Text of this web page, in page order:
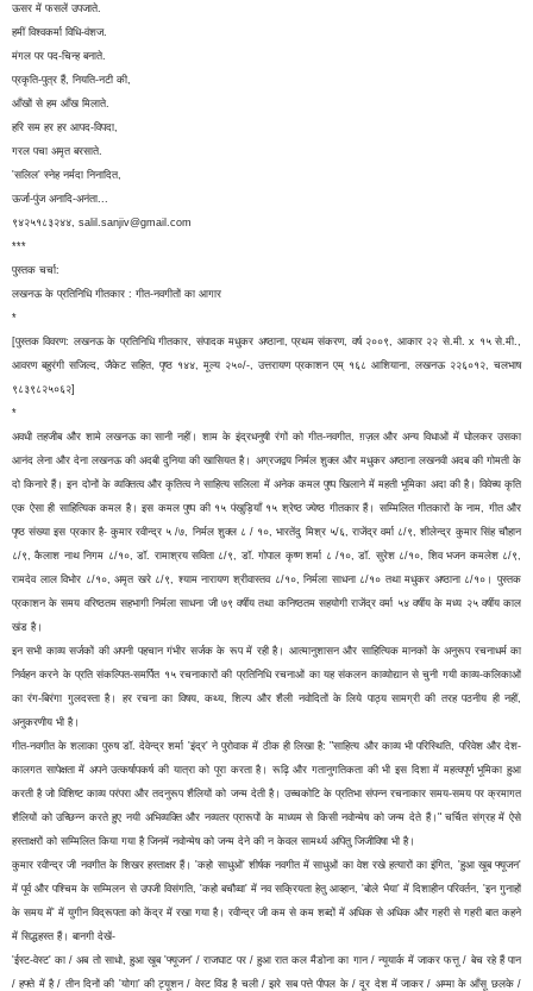
ऊसर में फसलें उपजाते.
हमीं विश्वकर्मा विधि-वंशज.
मंगल पर पद-चिन्ह बनाते.
प्रकृति-पुत्र हैं, नियति-नटी की,
आँखों से हम आँख मिलाते.
हरि सम हर हर आपद-विपदा,
गरल पचा अमृत बरसाते.
'सलिल' स्नेह नर्मदा निनादित,
ऊर्जा-पुंज अनादि-अनंता...
९४२५१८३२४४, salil.sanjiv@gmail.com
***
पुस्तक चर्चा:
लखनऊ के प्रतिनिधि गीतकार : गीत-नवगीतों का आगार
*
[पुस्तक विवरण: लखनऊ के प्रतिनिधि गीतकार, संपादक मधुकर अष्ठाना, प्रथम संकरण, वर्ष २००९, आकार २२ से.मी. x १५ से.मी.,
आवरण बहुरंगी सजिल्द, जैकेट सहित, पृष्ठ १४४, मूल्य २५०/-, उत्तरायण प्रकाशन एम् १६८ आशियाना, लखनऊ २२६०१२, चलभाष
९८३९८२५०६२]
*
अवधी तहजीब और शामे लखनऊ का सानी नहीं। शाम के इंद्रधनुषी रंगों को गीत-नवगीत, ग़ज़ल और अन्य विधाओं में घोलकर उसका
आनंद लेना और देना लखनऊ की अदबी दुनिया की खासियत है। अग्रजद्वय निर्मल शुक्ल और मधुकर अष्ठाना लखनवी अदब की गोमती के
दो किनारे हैं। इन दोनों के व्यक्तित्व और कृतित्व ने साहित्य सलिला में अनेक कमल पुष्प खिलाने में महती भूमिका अदा की है। विवेच्य कृति
एक ऐसा ही साहित्यिक कमल है। इस कमल पुष्प की १५ पंखुड़ियाँ १५ श्रेष्ठ ज्येष्ठ गीतकार हैं। सम्मिलित गीतकारों के नाम, गीत और
पृष्ठ संख्या इस प्रकार है- कुमार रवीन्द्र ५ /७, निर्मल शुक्ल ८ / १०, भारतेंदु मिश्र ५/६, राजेंद्र वर्मा ८/९, शीलेन्द्र कुमार सिंह चौहान
८/९, कैलाश नाथ निगम ८/१०, डॉ. रामाश्रय सविता ८/९, डॉ. गोपाल कृष्ण शर्मा ८ /१०, डॉ. सुरेश ८/१०, शिव भजन कमलेश ८/९,
रामदेव लाल विभोर ८/१०, अमृत खरे ८/९, श्याम नारायण श्रीवास्तव ८/१०, निर्मला साधना ८/१० तथा मधुकर अष्ठाना ८/१०। पुस्तक
प्रकाशन के समय वरिष्ठतम सहभागी निर्मला साधना जी ७९ वर्षीय तथा कनिष्ठतम सहयोगी राजेंद्र वर्मा ५४ वर्षीय के मध्य २५ वर्षीय काल
खंड है।
इन सभी काव्य सर्जकों की अपनी पहचान गंभीर सर्जक के रूप में रही है। आत्मानुशासन और साहित्यिक मानकों के अनुरूप रचनाधर्म का
निर्वहन करने के प्रति संकल्पित-समर्पित १५ रचनाकारों की प्रतिनिधि रचनाओं का यह संकलन काव्योद्यान से चुनी गयी काव्य-कलिकाओं
का रंग-बिरंगा गुलदस्ता है। हर रचना का विषय, कथ्य, शिल्प और शैली नवोदितों के लिये पाठ्य सामग्री की तरह पठनीय ही नहीं,
अनुकरणीय भी है।
गीत-नवगीत के शलाका पुरुष डॉ. देवेन्द्र शर्मा 'इंद्र' ने पुरोवाक में ठीक ही लिखा है: "साहित्य और काव्य भी परिस्थिति, परिवेश और देश-
कालगत सापेक्षता में अपने उत्कर्षापकर्ष की यात्रा को पूरा करता है। रूढ़ि और गतानुगतिकता की भी इस दिशा में महत्वपूर्ण भूमिका हुआ
करती है जो विशिष्ट काव्य परंपरा और तदनुरूप शैलियों को जन्म देती है। उच्चकोटि के प्रतिभा संपन्न रचनाकार समय-समय पर क्रमागत
शैलियों को उच्छिन्न करते हुए नयी अभिव्यक्ति और नव्यतर प्रारूपों के माध्यम से किसी नवोन्मेष को जन्म देते हैं।" चर्चित संग्रह में ऐसे
हस्ताक्षरों को सम्मिलित किया गया है जिनमें नवोन्मेष को जन्म देने की न केवल सामर्थ्य अपितु जिजीविषा भी है।
कुमार रवीन्द्र जी नवगीत के शिखर हस्ताक्षर हैं। 'कहो साधुओं' शीर्षक नवगीत में साधुओं का वेश रखे हत्यारों का इंगित, 'हुआ खूब फ्यूजन'
में पूर्व और पश्चिम के सम्मिलन से उपजी विसंगति, 'कहो बचौव्वा' में नव सक्रियता हेतु आव्हान, 'बोले भैया' में दिशाहीन परिवर्तन, 'इन गुनाहों
के समय में' में युगीन विद्रूपता को केंद्र में रखा गया है। रवीन्द्र जी कम से कम शब्दों में अधिक से अधिक और गहरी से गहरी बात कहने
में सिद्धहस्त हैं। बानगी देखें-
'ईस्ट-वेस्ट' का / अब तो साधो, हुआ खूब 'फ्यूजन' / राजघाट पर / हुआ रात कल मैडोना का गान / न्यूयार्क में जाकर फत्तू / बेच रहे हैं पान
/ हफ्ते में है / तीन दिनों की 'योगा' की ट्यूशन / वेस्ट विंड है चली / झरे सब पत्ते पीपल के / दूर देश में जाकर / अम्मा के आँसू छलके /